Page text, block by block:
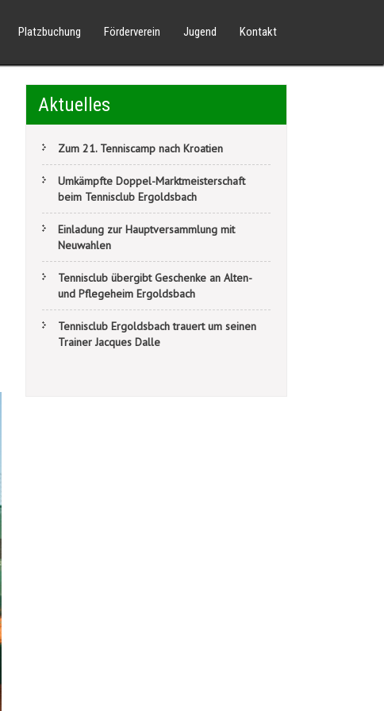
Platzbuchung Förderverein Jugend Kontakt
Aktuelles
Zum 21. Tenniscamp nach Kroatien
Umkämpfte Doppel-Marktmeisterschaft
beim Tennisclub Ergoldsbach
Einladung zur Hauptversammlung mit
Neuwahlen
Tennisclub übergibt Geschenke an Alten-
und Pflegeheim Ergoldsbach
Tennisclub Ergoldsbach trauert um seinen
Trainer Jacques Dalle